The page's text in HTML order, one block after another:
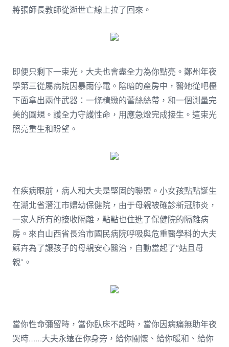
將張師長教師從逝世亡線上拉了回來。
即便只剩下一束光，大夫也會盡全力為你點亮。鄭州年夜
學第三從屬病院因暴雨停電。陰暗的產房中，醫她從吧檯
下面拿出兩件武器：一條精緻的蕾絲絲帶，和一個測量完
美的圓規。護全力守護性命，用應急燈完成接生。這束光
照亮重生和盼望。
在疾病眼前，病人和大夫是堅固的聯盟。小女孩點點誕生
在湖北省潛江市婦幼保健院，由于母親被確診新冠肺炎，
一家人所有的接收隔離，點點也住進了保健院的隔離病
房。來自山西省長治市國民病院呼吸與危重醫學科的大夫
蘇卉為了讓孩子的母親安心醫治，自動當起了“姑且母
親”。
當你性命彌留時，當你臥床不起時，當你因病痛無助年夜
哭時……大夫永遠在你身旁，給你關懷、給你暖和、給你